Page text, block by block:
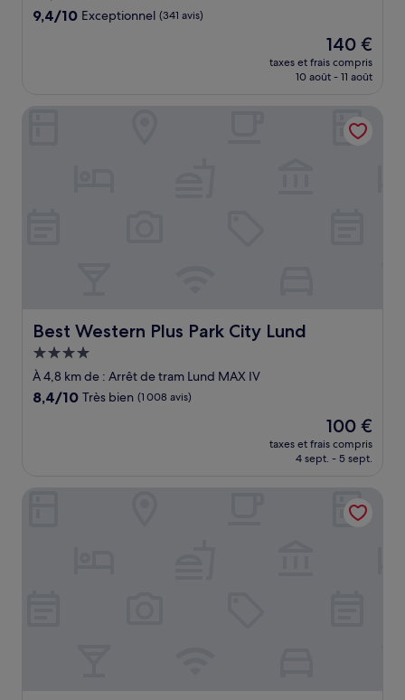
9.4
9,4/10 Exceptionnel (341 avis)
Le
nouveau
prix
de
140 €
140 €
taxes et frais compris
10 août - 11 août
Best Western Plus Park City Lund
Best Western Plus Park City Lund
Hébergement
4.0 étoiles
À 4,8 km de : Arrêt de tram Lund MAX IV
8.4
8,4/10 Très bien (1 008 avis)
Le
nouveau
prix
de
100 €
100 €
taxes et frais compris
4 sept. - 5 sept.